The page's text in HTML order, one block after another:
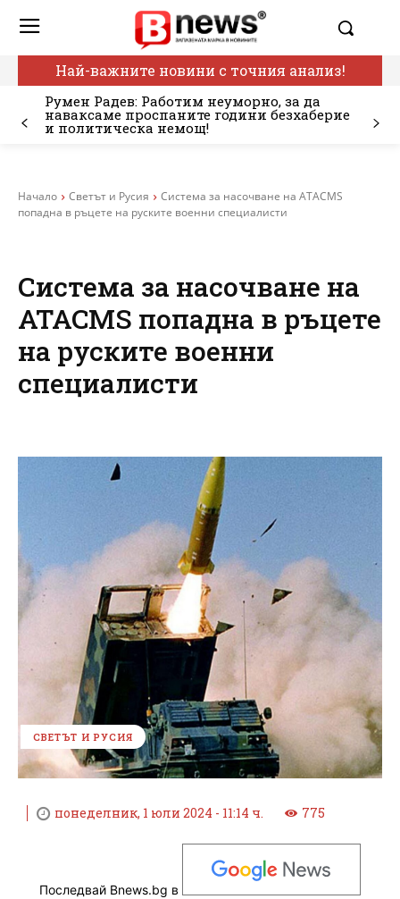
Най-важните новини с точния анализ!
Румен Радев: Работим неуморно, за да
наваксаме проспаните години безхаберие
и политическа немощ!
Начало Светът и Русия
Система за насочване на ATACMS
попадна в ръцете на руските военни специалисти
Система за насочване на
ATACMS попадна в ръцете
на руските военни
специалисти
СВЕТЪТ И РУСИЯ
понеделник, 1 юли 2024 - 11:14 ч. 775
Последвай Bnews.bg в